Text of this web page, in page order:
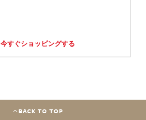
今すぐショッピングする
BACK TO TOP